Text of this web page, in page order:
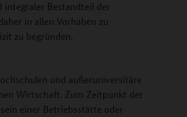
integraler Bestandteil der
in allen Vorhaben zu
zu begründen.
und außeruniversitäre
Wirtschaft. Zum Zeitpunkt der
einer Betriebsstätte oder